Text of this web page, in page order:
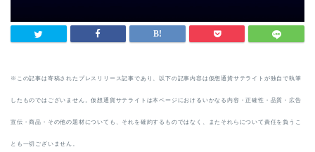
※この記事は寄稿されたプレスリリース記事であり、以下の記事内容は仮想通貨サテライトが独自で執筆
したものではございません。仮想通貨サテライトは本ページにおけるいかなる内容・正確性・品質・広告
宣伝・商品・その他の題材についても、それを確約するものではなく、またそれらについて責任を負うこ
とも一切ございません。